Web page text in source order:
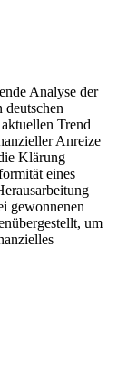
Analyse der
Trend
Anreize
Klärung
eines
gewonnenen
um